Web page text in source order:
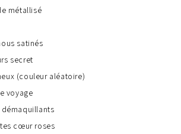
métallisé
satinés
secret
(couleur aléatoire)
voyage
cœur roses